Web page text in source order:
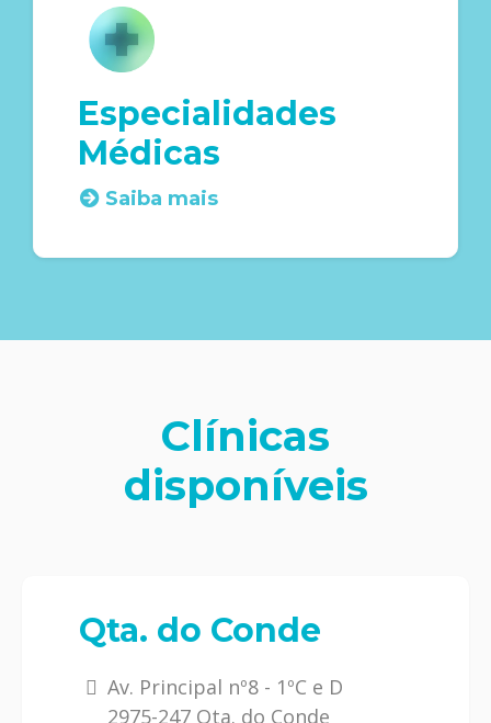
Especialidades
Médicas
Saiba mais
Clínicas
disponíveis
Qta. do Conde
Av. Principal nº8 - 1ºC e D
2975-247 Qta. do Conde